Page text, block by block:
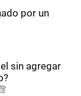
por un
sin agregar